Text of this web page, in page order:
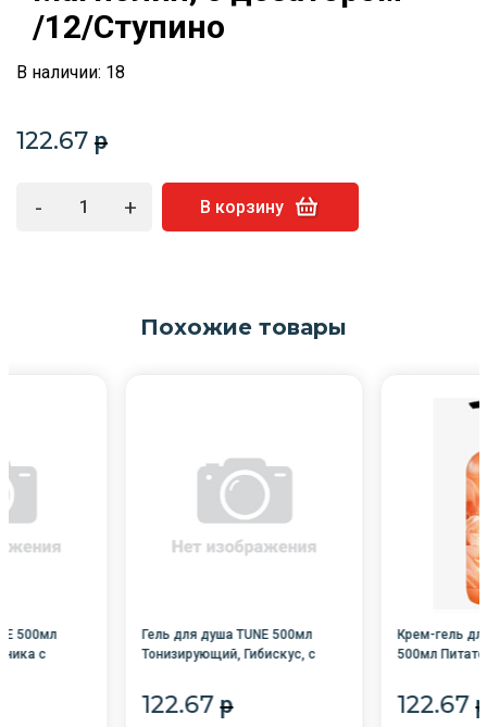
/12/Ступино
В наличии: 18
122.67 p
- + В корзину
Похожие товары
500мл
с
Гель для душа TUNE 500мл
Тонизирующий, Гибискус, с
122.67 p
Крем-гель
500мл
122.67 p